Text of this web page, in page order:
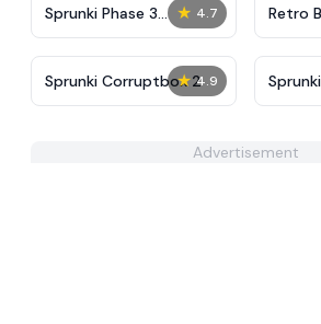
★ 4.7
Sprunki Phase 3
Definitive
Retro
★ 4.9
Sprunki Corruptbox 2
Advertisement